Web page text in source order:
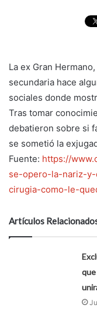
La ex Gran
secundaria hace
sociales donde
Tras tomar
debatieron sobre si
se sometió la
Fuente: https://
se-opero-la-nariz-
cirugia-como-le-
Artículos